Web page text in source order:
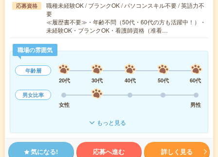
応募資格
職種未経験OK / ブランクOK / パソコンスキル不要 / 英語力不
要
≪履歴書不要≫・年齢不問（50代・60代の方も活躍中！）・
未経験OK・ブランクOK・看護師資格（准看…
職場の雰囲気
年齢層
20代
30代 40代 50代
60代
男女比率
女性
男性
もっと見る
気になる! 応募へ進む 詳しく見る